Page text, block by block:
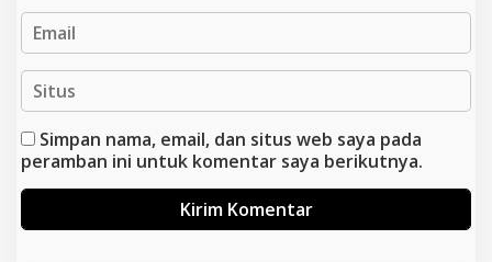
Simpan nama, email, dan situs web saya pada
peramban ini untuk komentar saya berikutnya.